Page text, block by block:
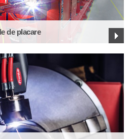
de placare